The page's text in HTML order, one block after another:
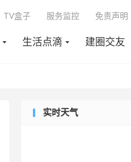
生活点滴 建圈交友
TV盒子 服务监控 免责声明
实时天气